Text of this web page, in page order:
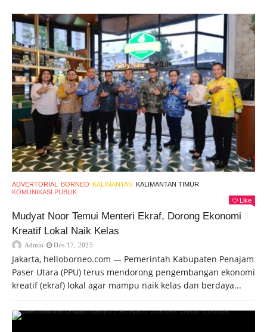
ADVERTORIAL BORNEO KALIMANTAN KALIMANTAN TIMUR
KOMUNIKASI PUBLIK
Like
Mudyat Noor Temui Menteri Ekraf, Dorong Ekonomi
Kreatif Lokal Naik Kelas
Admin Des 17, 2025
Jakarta, helloborneo.com — Pemerintah Kabupaten Penajam
Paser Utara (PPU) terus mendorong pengembangan ekonomi
kreatif (ekraf) lokal agar mampu naik kelas dan berdaya...